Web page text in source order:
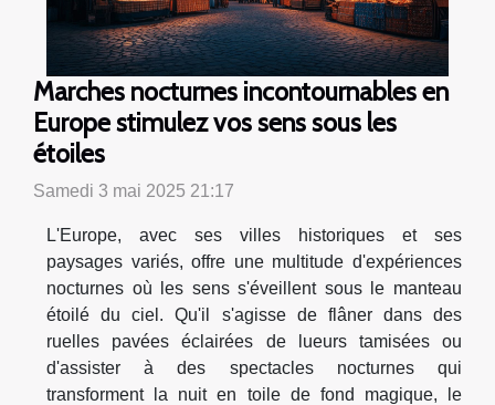
Marches nocturnes incontournables en
Europe stimulez vos sens sous les
étoiles
Samedi 3 mai 2025 21:17
L'Europe, avec ses villes historiques et ses
paysages variés, offre une multitude d'expériences
nocturnes où les sens s'éveillent sous le manteau
étoilé du ciel. Qu'il s'agisse de flâner dans des
ruelles pavées éclairées de lueurs tamisées ou
d'assister à des spectacles nocturnes qui
transforment la nuit en toile de fond magique, le